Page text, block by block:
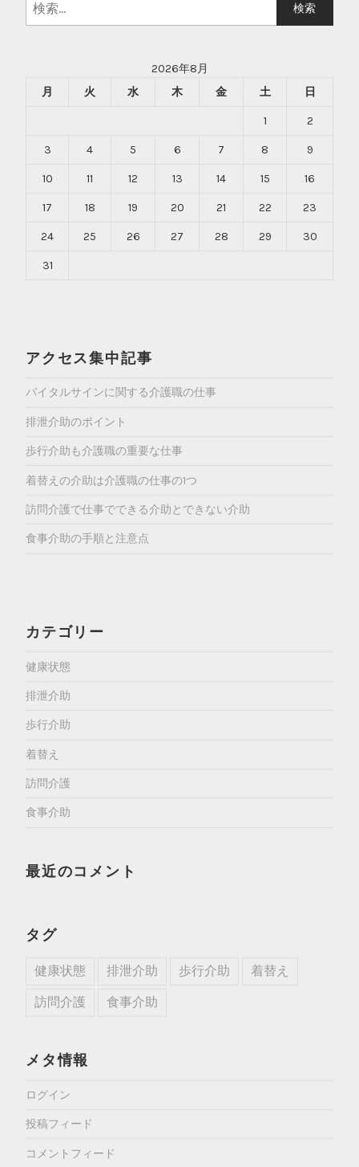
索:
2026年8月
月
火 水 木 金 土 日
1 2
3 4 5 6 7 8 9
10 11 12 13 14 15 16
17 18 19 20 21 22 23
24 25 26 27 28 29 30
31
アクセス集中記事
バイタルサインに関する介護職の仕事
排泄介助のポイント
歩行介助も介護職の重要な仕事
着替えの介助は介護職の仕事の1つ
訪問介護で仕事でできる介助とできない介助
食事介助の手順と注意点
カテゴリー
健康状態
排泄介助
歩行介助
着替え
訪問介護
食事介助
最近のコメント
タグ
健康状態 排泄介助 歩行介助 着替え
訪問介護 食事介助
メタ情報
ログイン
投稿フィード
コメントフィード